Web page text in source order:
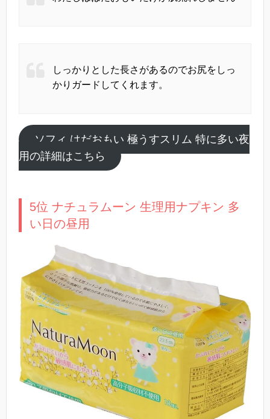
しっかりとした長さがあるのでお尻をしっ
かりガードしてくれます。
ソフィ はだおもい 極うすスリム 特に多い夜
用の詳細はこちら
5位 ナチュラムーン 生理用ナプキン 多
い日の昼用